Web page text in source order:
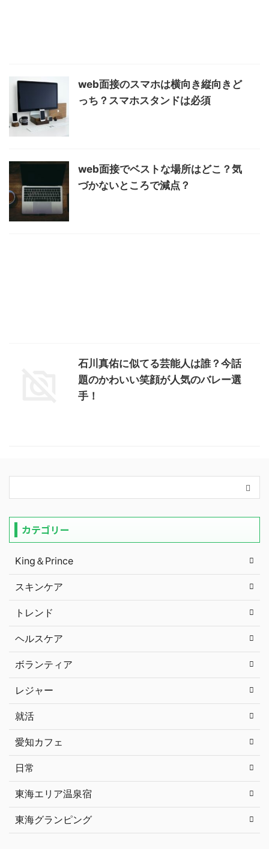
web面接のスマホは横向き縦向きど
っち？スマホスタンドは必須
web面接でベストな場所はどこ？気
づかないところで減点？
石川真佑に似てる芸能人は誰？今話
題のかわいい笑顔が人気のバレー選
手！
カテゴリー
King＆Prince
スキンケア
トレンド
ヘルスケア
ボランティア
レジャー
就活
愛知カフェ
日常
東海エリア温泉宿
東海グランピング